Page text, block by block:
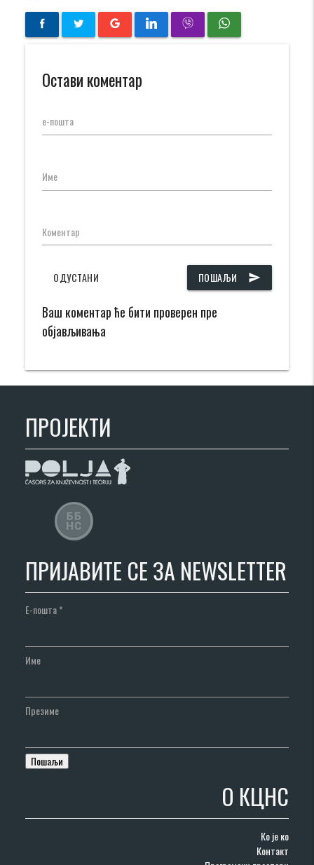
Остави коментар
е-пошта
Име
Коментар
ПОШАЉИ send
ОДУСТАНИ
Ваш коментар ће бити проверен пре
објављивања
ПРОЈЕКТИ
ПРИЈАВИТЕ СЕ ЗА NEWSLETTER
Е-пошта*
Име
Презиме
О КЦНС
Ко је ко
Контакт